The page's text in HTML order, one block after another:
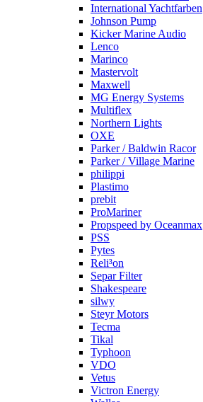
International Yachtfarben
Johnson Pump
Kicker Marine Audio
Lenco
Marinco
Mastervolt
Maxwell
MG Energy Systems
Multiflex
Northern Lights
OXE
Parker / Baldwin Racor
Parker / Village Marine
philippi
Plastimo
prebit
ProMariner
Propspeed by Oceanmax
PSS
Pytes
Reli³on
Separ Filter
Shakespeare
silwy
Steyr Motors
Tecma
Tikal
Typhoon
VDO
Vetus
Victron Energy